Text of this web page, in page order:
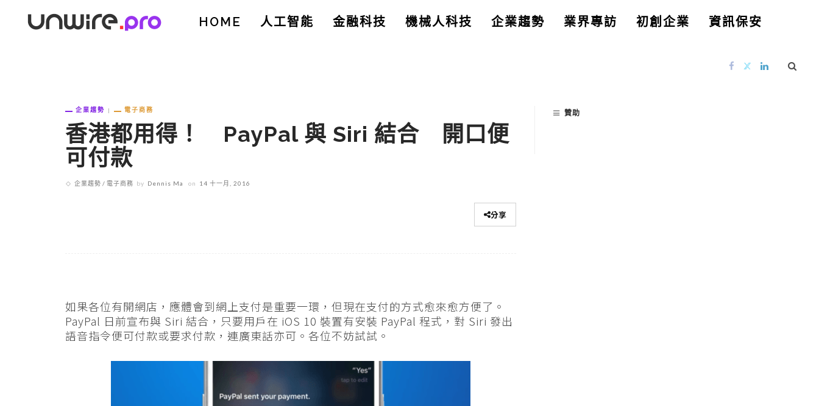
HOME 人工智能 金融科技 機械人科技 企業趨勢 業界專訪 初創企業 資訊保安
企業趨勢 電子商務
香港都用得！ PayPal 與 Siri 結合 開口便
可付款
企業趨勢 電子商務 by Dennis Ma on 14 十一月, 2016
分享
如果各位有開網店，應體會到網上支付是重要一環，但現在支付的方式愈來愈方便了。
PayPal 日前宣布與 Siri 結合，只要用戶在 iOS 10 裝置有安裝 PayPal 程式，對 Siri 發出
語音指令便可付款或要求付款，連廣東話亦可。各位不妨試試。
贊助